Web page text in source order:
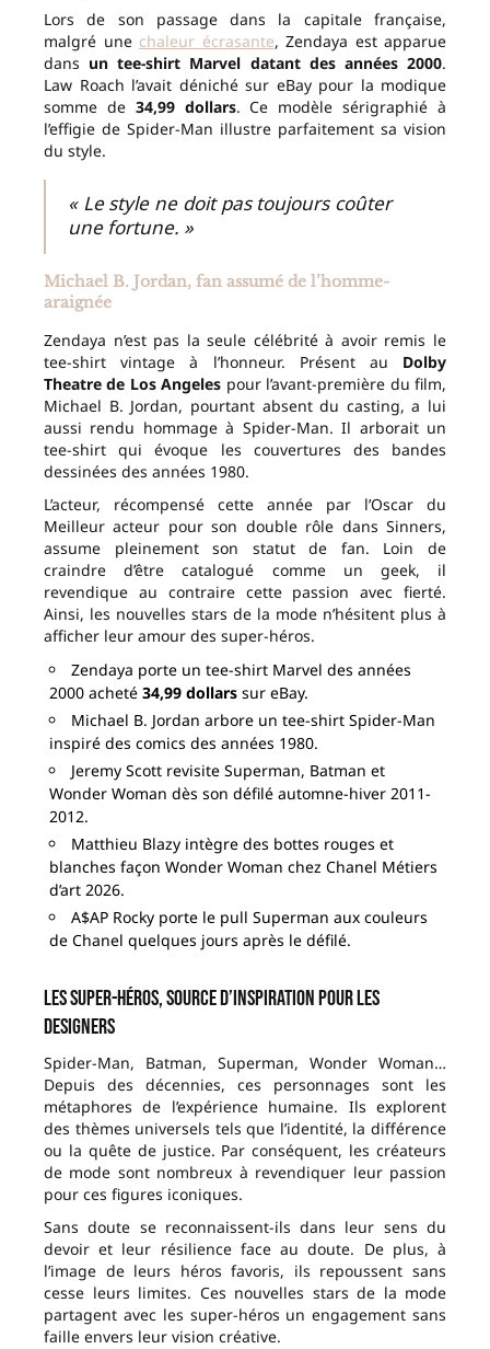
Lors de son passage dans la capitale française,
malgré une chaleur écrasante, Zendaya est apparue
dans un tee-shirt Marvel datant des années 2000.
Law Roach l’avait déniché sur eBay pour la modique
somme de 34,99 dollars. Ce modèle sérigraphié à
l’effigie de Spider-Man illustre parfaitement sa vision
du style.
« Le style ne doit pas toujours coûter
une fortune. »
Michael B. Jordan, fan assumé de l’homme-
araignée
Zendaya n’est pas la seule célébrité à avoir remis le
tee-shirt vintage à l’honneur. Présent au Dolby
Theatre de Los Angeles pour l’avant-première du film,
Michael B. Jordan, pourtant absent du casting, a lui
aussi rendu hommage à Spider-Man. Il arborait un
tee-shirt qui évoque les couvertures des bandes
dessinées des années 1980.
L’acteur, récompensé cette année par l’Oscar du
Meilleur acteur pour son double rôle dans Sinners,
assume pleinement son statut de fan. Loin de
craindre d’être catalogué comme un geek, il
revendique au contraire cette passion avec fierté.
Ainsi, les nouvelles stars de la mode n’hésitent plus à
afficher leur amour des super-héros.
Zendaya porte un tee-shirt Marvel des années
2000 acheté 34,99 dollars sur eBay.
Michael B. Jordan arbore un tee-shirt Spider-Man
inspiré des comics des années 1980.
Jeremy Scott revisite Superman, Batman et
Wonder Woman dès son défilé automne-hiver 2011-
2012.
Matthieu Blazy intègre des bottes rouges et
blanches façon Wonder Woman chez Chanel Métiers
d’art 2026.
A$AP Rocky porte le pull Superman aux couleurs
de Chanel quelques jours après le défilé.
Les super-héros, source d’inspiration pour les
designers
Spider-Man, Batman, Superman, Wonder Woman…
Depuis des décennies, ces personnages sont les
métaphores de l’expérience humaine. Ils explorent
des thèmes universels tels que l’identité, la différence
ou la quête de justice. Par conséquent, les créateurs
de mode sont nombreux à revendiquer leur passion
pour ces figures iconiques.
Sans doute se reconnaissent-ils dans leur sens du
devoir et leur résilience face au doute. De plus, à
l’image de leurs héros favoris, ils repoussent sans
cesse leurs limites. Ces nouvelles stars de la mode
partagent avec les super-héros un engagement sans
faille envers leur vision créative.